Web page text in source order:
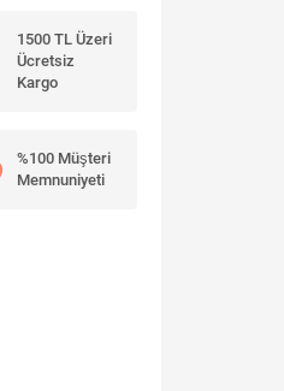
1500 TL Üzeri
Ücretsiz
Kargo
%100 Müşteri
Memnuniyeti